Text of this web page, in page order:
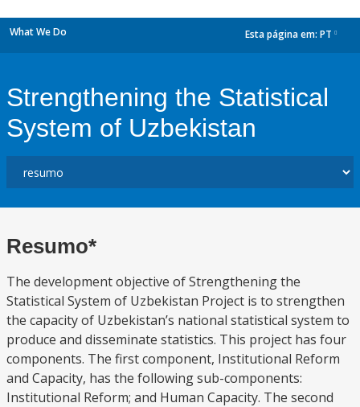
What We Do Esta página em: PT
Strengthening the Statistical
System of Uzbekistan
Resumo*
The development objective of Strengthening the
Statistical System of Uzbekistan Project is to strengthen
the capacity of Uzbekistan’s national statistical system to
produce and disseminate statistics. This project has four
components. The first component, Institutional Reform
and Capacity, has the following sub-components:
Institutional Reform; and Human Capacity. The second